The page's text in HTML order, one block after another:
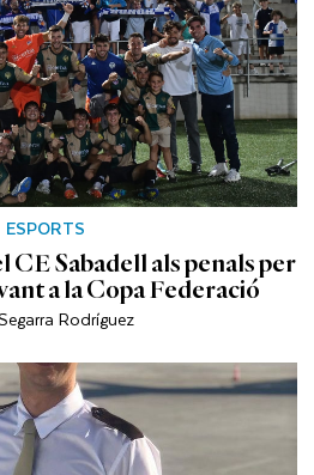
ESPORTS
CE Sabadell als penals per
a la Copa Federació
Rodríguez